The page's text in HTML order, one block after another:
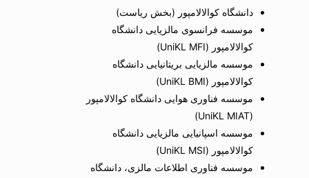
دانشگاه کوالالامپور (بخش ریاست)
موسسه فرانسوی مالزیایی دانشگاه
کوالالامپور (UniKL MFI)
موسسه مالزیایی بریتانیایی دانشگاه
کوالالامپور (UniKL BMI)
موسسه فناوری هوایی دانشگاه کوالالامپور
(UniKL MIAT)
موسسه اسپانیایی مالزیایی دانشگاه
کوالالامپور (UniKL MSI)
موسسه فناوری اطلاعات مالزی، دانشگاه